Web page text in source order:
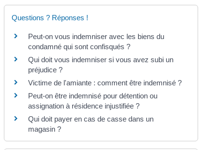
Questions ? Réponses !
Peut-on vous indemniser avec les biens du
condamné qui sont confisqués ?
Qui doit vous indemniser si vous avez subi un
préjudice ?
Victime de l'amiante : comment être indemnisé ?
Peut-on être indemnisé pour détention ou
assignation à résidence injustifiée ?
Qui doit payer en cas de casse dans un
magasin ?